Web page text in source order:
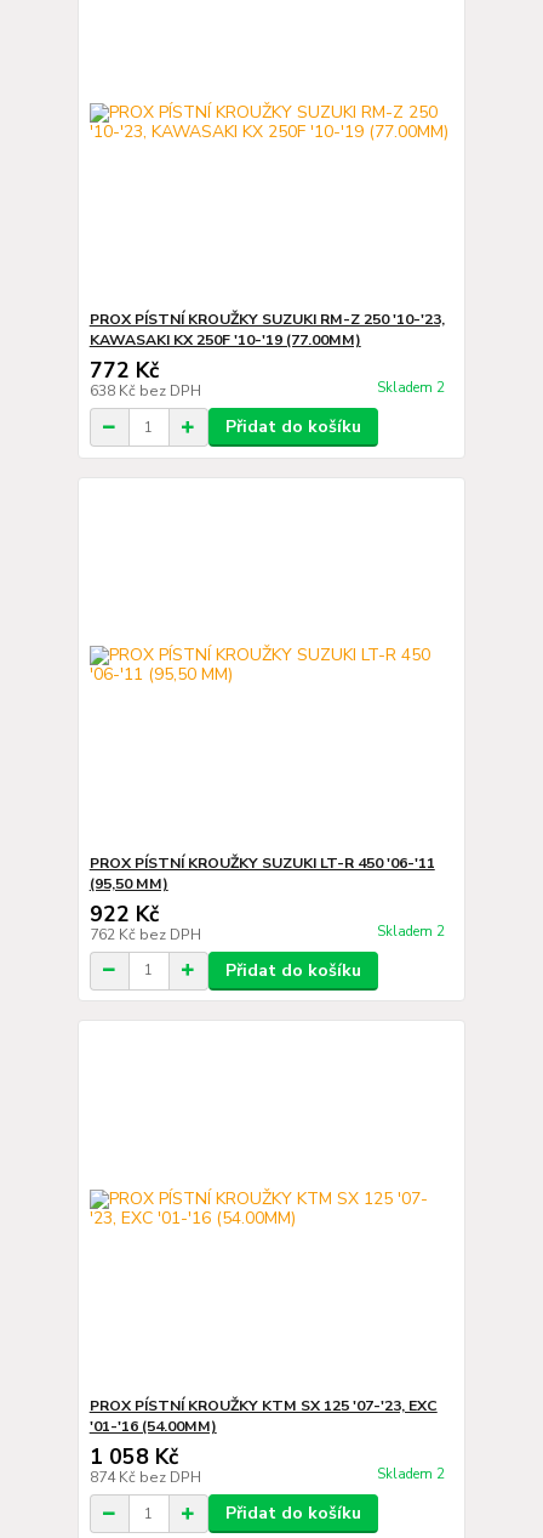
PROX PÍSTNÍ KROUŽKY SUZUKI RM-Z 250 '10-'23,
KAWASAKI KX 250F '10-'19 (77.00MM)
772 Kč
638 Kč bez DPH Skladem 2
Přidat do košíku
PROX PÍSTNÍ KROUŽKY SUZUKI LT-R 450 '06-'11
(95,50 MM)
922 Kč
762 Kč bez DPH Skladem 2
Přidat do košíku
PROX PÍSTNÍ KROUŽKY KTM SX 125 '07-'23, EXC
'01-'16 (54.00MM)
1 058 Kč
874 Kč bez DPH Skladem 2
Přidat do košíku